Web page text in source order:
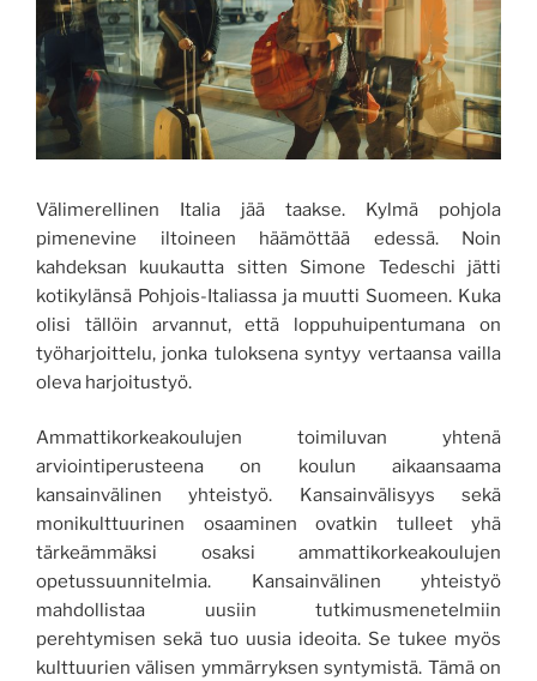
Välimerellinen Italia jää taakse. Kylmä pohjola
pimenevine iltoineen häämöttää edessä. Noin
kahdeksan kuukautta sitten Simone Tedeschi jätti
kotikylänsä Pohjois-Italiassa ja muutti Suomeen. Kuka
olisi tällöin arvannut, että loppuhuipentumana on
työharjoittelu, jonka tuloksena syntyy vertaansa vailla
oleva harjoitustyö.
Ammattikorkeakoulujen toimiluvan yhtenä
arviointiperusteena on koulun aikaansaama
kansainvälinen yhteistyö. Kansainvälisyys sekä
monikulttuurinen osaaminen ovatkin tulleet yhä
tärkeämmäksi osaksi ammattikorkeakoulujen
opetussuunnitelmia. Kansainvälinen yhteistyö
mahdollistaa uusiin tutkimusmenetelmiin
perehtymisen sekä tuo uusia ideoita. Se tukee myös
kulttuurien välisen ymmärryksen syntymistä. Tämä on